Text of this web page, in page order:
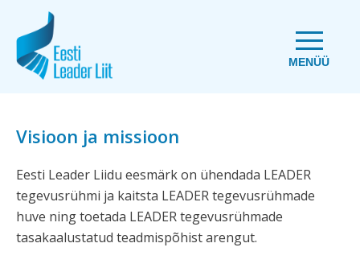
MENÜÜ
Visioon ja missioon
Eesti Leader Liidu eesmärk on ühendada LEADER
tegevusrühmi ja kaitsta LEADER tegevusrühmade
huve ning toetada LEADER tegevusrühmade
tasakaalustatud teadmispõhist arengut.